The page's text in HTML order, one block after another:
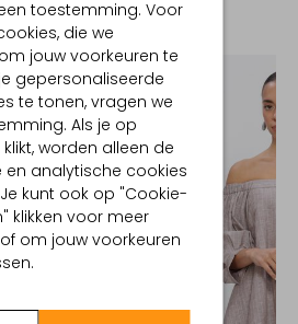
toestemming. Voor
die we
jouw voorkeuren te
gepersonaliseerde
te tonen, vragen we
Als je op
klikt, worden alleen de
en analytische cookies
kunt ook op "Cookie-
klikken voor meer
om jouw voorkeuren
COMPLEET